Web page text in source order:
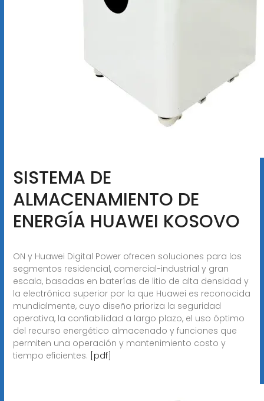
SISTEMA DE
ALMACENAMIENTO DE
ENERGÍA HUAWEI KOSOVO
ON y Huawei Digital Power ofrecen soluciones para los
segmentos residencial, comercial-industrial y gran
escala, basadas en baterías de litio de alta densidad y
la electrónica superior por la que Huawei es reconocida
mundialmente, cuyo diseño prioriza la seguridad
operativa, la confiabilidad a largo plazo, el uso óptimo
del recurso energético almacenado y funciones que
permiten una operación y mantenimiento costo y
tiempo eficientes. [pdf]